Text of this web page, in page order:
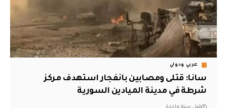
عربي ودولي
سانا: قتلى ومصابين بانفجار استهدف مركز
شرطة في مدينة الميادين السورية